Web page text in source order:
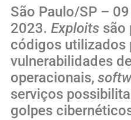
São Paulo/SP –
2023. Exploits são
códigos utilizados
vulnerabilidades
operacionais,
serviços
golpes